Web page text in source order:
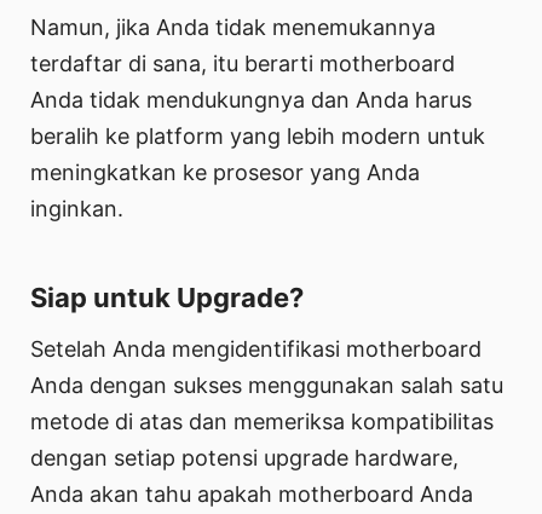
Namun, jika Anda tidak menemukannya
terdaftar di sana, itu berarti motherboard
Anda tidak mendukungnya dan Anda harus
beralih ke platform yang lebih modern untuk
meningkatkan ke prosesor yang Anda
inginkan.
Siap untuk Upgrade?
Setelah Anda mengidentifikasi motherboard
Anda dengan sukses menggunakan salah satu
metode di atas dan memeriksa kompatibilitas
dengan setiap potensi upgrade hardware,
Anda akan tahu apakah motherboard Anda